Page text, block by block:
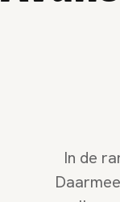
In de